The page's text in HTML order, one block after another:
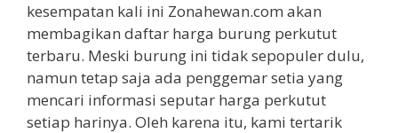
kesempatan kali ini Zonahewan.com akan
membagikan daftar harga burung perkutut
terbaru. Meski burung ini tidak sepopuler dulu,
namun tetap saja ada penggemar setia yang
mencari informasi seputar harga perkutut
setiap harinya. Oleh karena itu, kami tertarik